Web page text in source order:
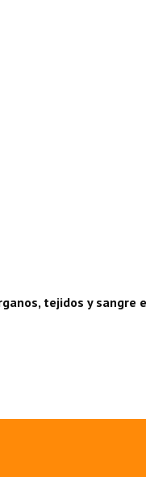
tejidos y sangre